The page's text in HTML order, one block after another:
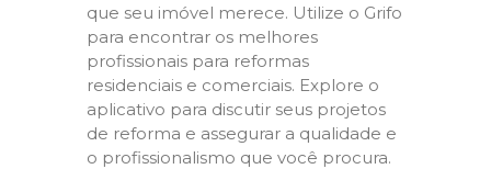
que seu imóvel merece. Utilize o Grifo
para encontrar os melhores
profissionais para reformas
residenciais e comerciais. Explore o
aplicativo para discutir seus projetos
de reforma e assegurar a qualidade e
o profissionalismo que você procura.